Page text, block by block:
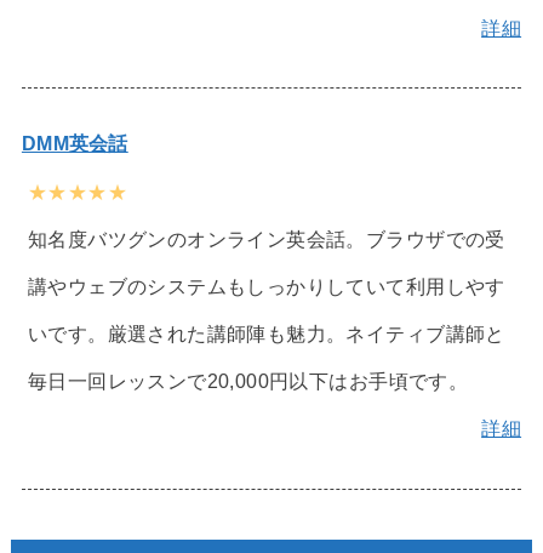
詳細
DMM英会話
★★★★★
知名度バツグンのオンライン英会話。ブラウザでの受
講やウェブのシステムもしっかりしていて利用しやす
いです。厳選された講師陣も魅力。ネイティブ講師と
毎日一回レッスンで20,000円以下はお手頃です。
詳細